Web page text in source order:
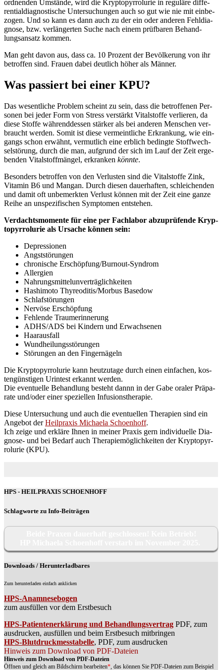
ord­nen­den Umstän­de, wird die Kryp­top­yr­ro­lu­rie in regu­lä­re dif­fe­
ren­ti­al­dia­gnos­ti­sche Unter­su­chun­gen auch so gut wie nie mit ein­be­
zo­gen. Und so kann es dann auch zu der ein oder ande­ren Fehl­dia­
gno­se, bzw. ver­län­ger­ten Suche nach einem prüf­ba­ren Behand­
lungs­an­satz kommen.
Man geht davon aus, dass ca. 10 Pro­zent der Bevöl­ke­rung von ihr
betrof­fen sind. Frau­en dabei deut­lich höher als Männer.
Was passiert bei einer KPU?
Das wesent­li­che Pro­blem scheint zu sein, dass die betrof­fe­nen Per­
so­nen bei jeder Form von Stress ver­stärkt Vital­stof­fe ver­lie­ren, da
die­se Stof­fe wäh­rend­des­sen stär­ker als bei ande­ren Men­schen ver­
braucht wer­den. Somit ist die­se ver­meint­li­che Erkran­kung, wie ein­
gangs schon erwähnt, ver­mut­lich eine erb­lich beding­te Stoff­wech­
sel­stö­rung, durch die man, auf­grund der sich im Lauf der Zeit erge­
ben­den Vital­stoff­män­gel, erkran­ken könn­te.
Beson­ders betrof­fen von den Ver­lus­ten sind die Vital­stof­fe Zink,
Vit­amin B6 und Man­gan. Durch die­sen dau­er­haf­ten, schlei­chen­den
und damit oft unbe­merk­ten Ver­lust kön­nen mit der Zeit eine gan­ze
Rei­he an unspe­zi­fi­schen Sym­pto­men entstehen.
Ver­dachts­mo­men­te für eine per Fach­la­bor abzu­prü­fen­de Kryp­
top­yr­ro­lu­rie als Ursa­che kön­nen sein:
Depres­sio­nen
Angst­stö­run­gen
chro­ni­sche Erschöp­fun­g/B­urn­out-Syn­drom
All­er­gien
Nah­rungs­mit­tel­un­ver­träg­lich­kei­ten
Hash­i­mo­to Thyreoditis/Morbus Basedow
Schlaf­stö­run­gen
Ner­vö­se Erschöpfung
Feh­len­de Traumerinnerung
ADHS/ADS bei Kin­dern und Erwachsenen
Haar­aus­fall
Wund­hei­lungs­stö­run­gen
Stö­run­gen an den Fingernägeln
Die Kryp­top­yr­ro­lu­rie kann heut­zu­ta­ge durch einen ein­fa­chen, kos­
ten­güns­ti­gen Urin­test erkannt wer­den.
Die even­tu­el­le Behand­lung besteht dannn in der Gabe ora­ler Prä­pa­
ra­te und/oder einer spe­zi­el­len Infusionstherapie.
Die­se Unter­su­chung und auch die even­tu­el­len The­ra­pien sind ein
Ange­bot derHeil­pra­xis Michae­la Schoen­hoff.
Ich zei­ge und erklä­re Ihnen in mei­ner Pra­xis gern indi­vi­du­el­le Dia­
gno­se- und bei Bedarf auch The­ra­pie­mög­lich­kei­ten der Kryp­top­yr­
ro­lu­rie (KPU).
HPS - HEILPRAXIS SCHOENHOFF
Schlagworte zu Info-Beiträgen
Downloads / Herunterladbares
Zum herunterladen einfach anklicken
HPS-Anamnesebogen
zum ausfüllen vor dem Erstbesuch
HPS-Patientenerklärung und Behandlungsvertrag PDF, zum
ausdrucken, ausfüllen und beim Erstbesuch mitbringen
HPS-Blutdruckmesstabelle, PDF, zum ausdrucken
Hinweis zum Download von PDF-Dateien
Hinweis zum Download von PDF-Dateien
Öffnen und gleich am Bildschirm bearbeiten*, das können Sie PDF-Dateien zum Beispiel